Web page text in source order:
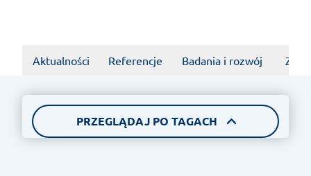
Aktualności Referencje Badania i rozwój
PRZEGLĄDAJ PO TAGACH